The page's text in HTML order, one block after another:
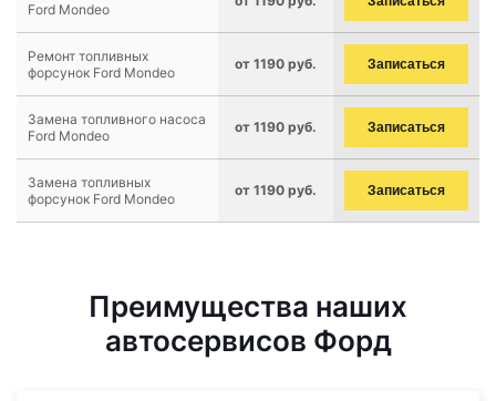
Ford Mondeo
Ремонт топливных
форсунок Ford Mondeo
от 1190 руб. Записаться
Замена топливного насоса
Ford Mondeo
от 1190 руб. Записаться
Замена топливных
форсунок Ford Mondeo
от 1190 руб. Записаться
Преимущества наших
автосервисов Форд